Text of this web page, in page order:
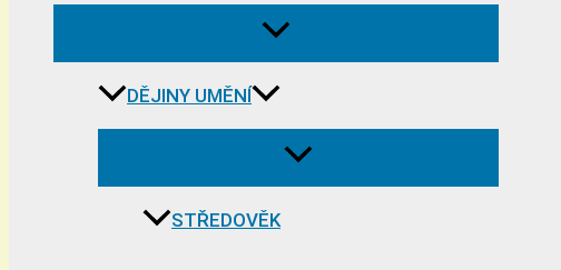
DĚJINY UMĚNÍ
STŘEDOVĚK